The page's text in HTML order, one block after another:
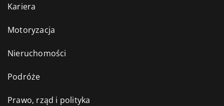
Kariera
Motoryzacja
Nieruchomości
Podróże
Prawo, rząd i polityka